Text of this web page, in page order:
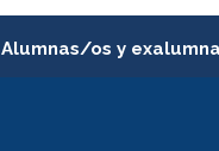
Alumnas/os y